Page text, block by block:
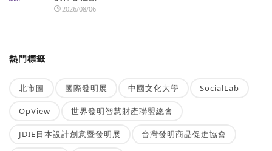
2026/08/06
熱門標籤
北市圖 國際發明展 中國文化大學 SocialLab
OpView 世界發明智慧財產聯盟總會
JDIE日本設計創意暨發明展 台灣發明商品促進協會